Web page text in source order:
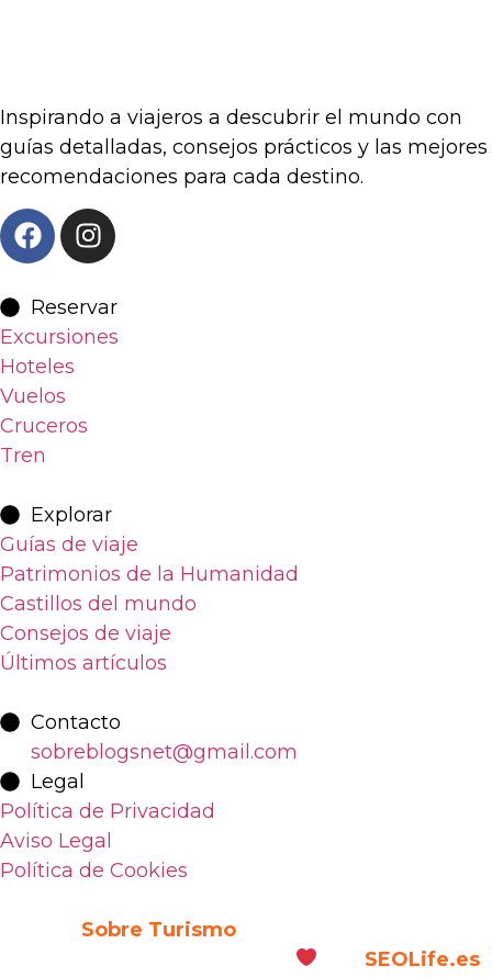
Inspirando a viajeros a descubrir el mundo con
guías detalladas, consejos prácticos y las mejores
recomendaciones para cada destino.
Reservar
Excursiones
Hoteles
Vuelos
Cruceros
Tren
Explorar
Guías de viaje
Patrimonios de la Humanidad
Castillos del mundo
Consejos de viaje
Últimos artículos
Contacto
sobreblogsnet@gmail.com
Legal
Política de Privacidad
Aviso Legal
Política de Cookies
Sobre Turismo
SEOLife.es